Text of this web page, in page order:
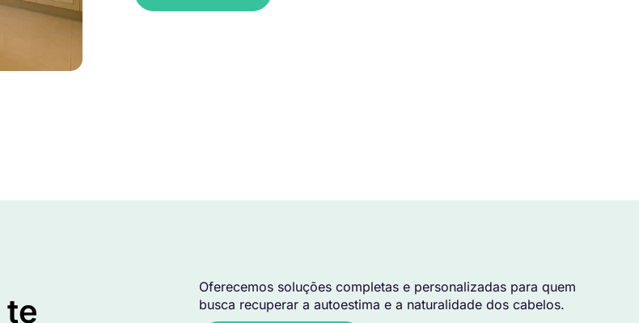
te
Oferecemos soluções completas e personalizadas para quem
busca recuperar a autoestima e a naturalidade dos cabelos.